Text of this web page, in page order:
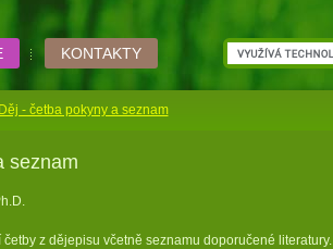
KONTAKTY
- četba pokyny a seznam
seznam
z dějepisu včetně seznamu doporučené literatury.